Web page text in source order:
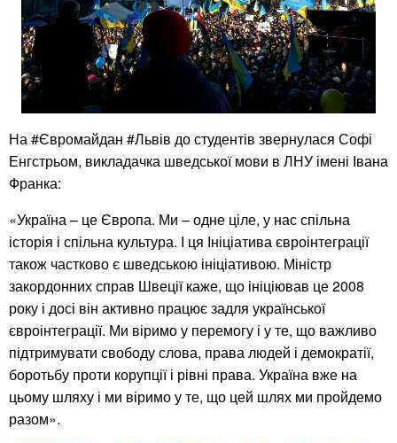
На ‪#‎Євромайдан‬ ‪#‎Львів‬ до студентів звернулася Софі
Енгстрьом, викладачка шведської мови в ЛНУ імені Івана
Франка:
«Україна – це Європа. Ми – одне ціле, у нас спільна
історія і спільна культура. І ця Ініціатива євроінтеграції
також частково є шведською ініціативою. Міністр
закордонних справ Швеції каже, що ініціював це 2008
року і досі він активно працює задля української
євроінтеграції. Ми віримо у перемогу і у те, що важливо
підтримувати свободу слова, права людей і демократії,
боротьбу проти корупції і рівні права. Україна вже на
цьому шляху і ми віримо у те, що цей шлях ми пройдемо
разом».